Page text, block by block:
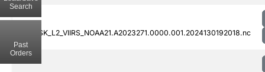
CLDMSK_L2_VIIRS_NOAA21.A2023271.0000.001.2024130192018.nc
Search
Past
Orders